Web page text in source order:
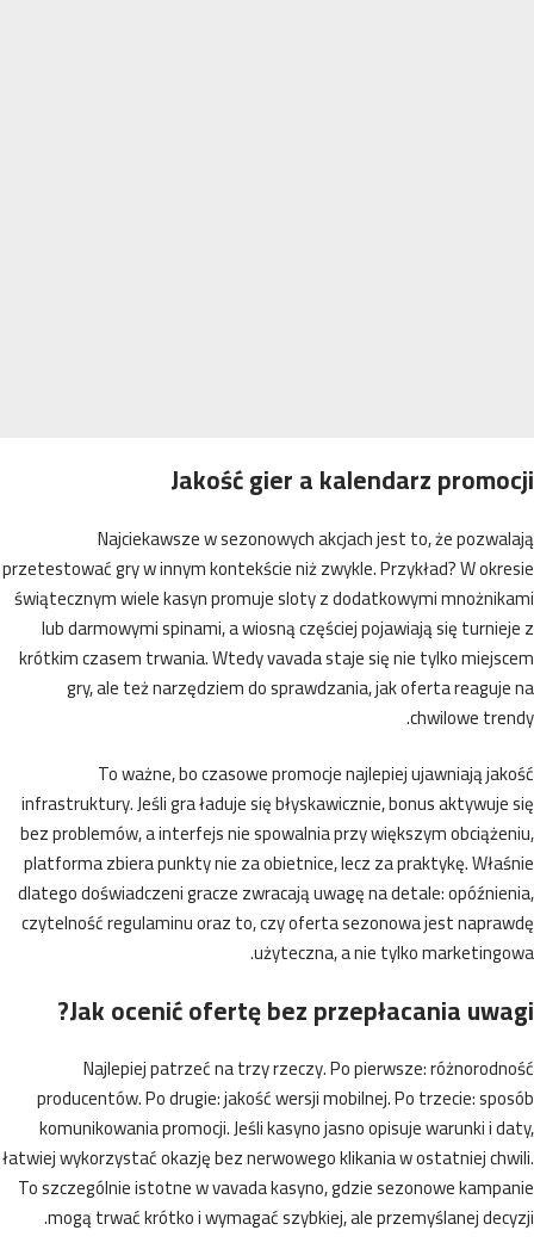
Jakość gier a kalendarz
Najciekawsze w sezonowych akcjach jest to, że
przetestować gry w innym kontekście niż zwykle. Przykład? W
świątecznym wiele kasyn promuje sloty z dodatkowymi
lub darmowymi spinami, a wiosną częściej pojawiają się
krótkim czasem trwania. Wtedyvavadastaje się nie tylko
gry, ale też narzędziem do sprawdzania, jak oferta
chwilowe
To ważne, bo czasowe promocje najlepiej ujawniają
infrastruktury. Jeśli gra ładuje się błyskawicznie, bonus
bez problemów, a interfejs nie spowalnia przy większym
platforma zbiera punkty nie za obietnice, lecz za praktykę.
dlatego doświadczeni gracze zwracają uwagę na detale:
czytelność regulaminu oraz to, czy oferta sezonowa jest
użyteczna, a nie tylko
Jak ocenić ofertę bez przepłacania
Najlepiej patrzeć na trzy rzeczy. Po pierwsze:
producentów. Po drugie: jakość wersji mobilnej. Po trzecie:
komunikowania promocji. Jeśli kasyno jasno opisuje warunki i
łatwiej wykorzystać okazję bez nerwowego klikania w ostatniej
To szczególnie istotne w vavada kasyno, gdzie sezonowe
mogą trwać krótko i wymagać szybkiej, ale przemyślanej